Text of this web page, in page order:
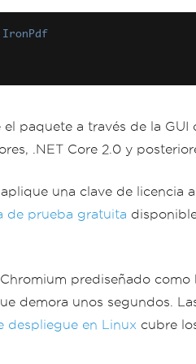
IronPdf
paquete a través de la
.NET Core 2.0 y
una clave de licencia
de prueba gratuita
prediseñado
demora unos segundos.
despliegue en Linux cubre